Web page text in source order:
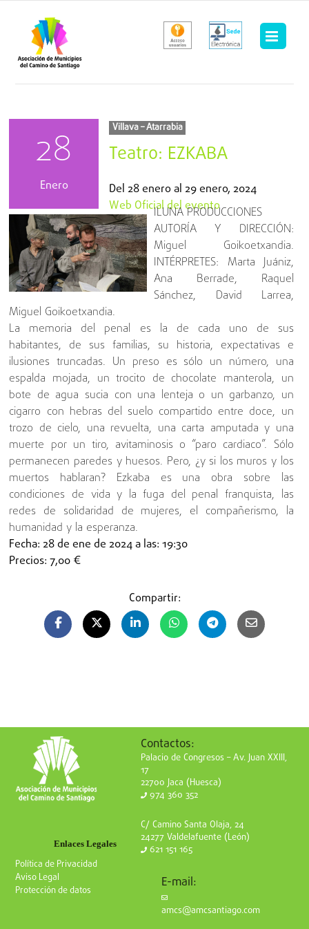
contenido
28
Enero
Villava – Atarrabia
Teatro: EZKABA
Del28 enero al29 enero, 2024
Web Oficial del evento
ILUNA PRODUCCIONES
AUTORÍA Y DIRECCIÓN:
Miguel Goikoetxandia.
INTÉRPRETES: Marta Juániz,
Ana Berrade, Raquel
Sánchez, David Larrea,
Miguel Goikoetxandia.
La memoria del penal es la de cada uno de sus
habitantes, de sus familias, su historia, expectativas e
ilusiones truncadas. Un preso es sólo un número, una
espalda mojada, un trocito de chocolate manterola, un
bote de agua sucia con una lenteja o un garbanzo, un
cigarro con hebras del suelo compartido entre doce, un
trozo de cielo, una revuelta, una carta amputada y una
muerte por un tiro, avitaminosis o “paro cardiaco”. Sólo
permanecen paredes y huesos. Pero, ¿y si los muros y los
muertos hablaran? Ezkaba es una obra sobre las
condiciones de vida y la fuga del penal franquista, las
redes de solidaridad de mujeres, el compañerismo, la
humanidad y la esperanza.
Fecha: 28 de ene de 2024a las: 19:30
Precios: 7,00 €
Compartir:
Enlaces Legales
Política de Privacidad
Aviso Legal
Protección de datos
Contactos:
Palacio de Congresos – Av. Juan XXIII,
17
22700 Jaca (Huesca)
974 360 352
C/ Camino Santa Olaja, 24
24277 Valdelafuente (León)
621 151 165
E-mail:
amcs@amcsantiago.com